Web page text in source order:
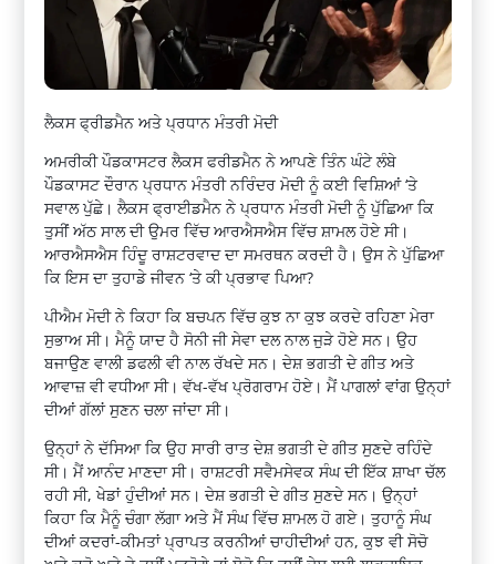
ਲੈਕਸ ਫ੍ਰੀਡਮੈਨ ਅਤੇ ਪ੍ਰਧਾਨ ਮੰਤਰੀ ਮੋਦੀ
ਅਮਰੀਕੀ ਪੌਡਕਾਸਟਰ ਲੈਕਸ ਫਰੀਡਮੈਨ ਨੇ ਆਪਣੇ ਤਿੰਨ ਘੰਟੇ ਲੰਬੇ
ਪੌਡਕਾਸਟ ਦੌਰਾਨ ਪ੍ਰਧਾਨ ਮੰਤਰੀ ਨਰਿੰਦਰ ਮੋਦੀ ਨੂੰ ਕਈ ਵਿਸ਼ਿਆਂ ‘ਤੇ
ਸਵਾਲ ਪੁੱਛੇ। ਲੈਕਸ ਫ੍ਰਾਈਡਮੈਨ ਨੇ ਪ੍ਰਧਾਨ ਮੰਤਰੀ ਮੋਦੀ ਨੂੰ ਪੁੱਛਿਆ ਕਿ
ਤੁਸੀਂ ਅੱਠ ਸਾਲ ਦੀ ਉਮਰ ਵਿੱਚ ਆਰਐਸਐਸ ਵਿੱਚ ਸ਼ਾਮਲ ਹੋਏ ਸੀ।
ਆਰਐਸਐਸ ਹਿੰਦੂ ਰਾਸ਼ਟਰਵਾਦ ਦਾ ਸਮਰਥਨ ਕਰਦੀ ਹੈ। ਉਸ ਨੇ ਪੁੱਛਿਆ
ਕਿ ਇਸ ਦਾ ਤੁਹਾਡੇ ਜੀਵਨ ‘ਤੇ ਕੀ ਪ੍ਰਭਾਵ ਪਿਆ?
ਪੀਐਮ ਮੋਦੀ ਨੇ ਕਿਹਾ ਕਿ ਬਚਪਨ ਵਿੱਚ ਕੁਝ ਨਾ ਕੁਝ ਕਰਦੇ ਰਹਿਣਾ ਮੇਰਾ
ਸੁਭਾਅ ਸੀ। ਮੈਨੂੰ ਯਾਦ ਹੈ ਸੋਨੀ ਜੀ ਸੇਵਾ ਦਲ ਨਾਲ ਜੁੜੇ ਹੋਏ ਸਨ। ਉਹ
ਬਜਾਉਣ ਵਾਲੀ ਡਫਲੀ ਵੀ ਨਾਲ ਰੱਖਦੇ ਸਨ। ਦੇਸ਼ ਭਗਤੀ ਦੇ ਗੀਤ ਅਤੇ
ਆਵਾਜ਼ ਵੀ ਵਧੀਆ ਸੀ। ਵੱਖ-ਵੱਖ ਪ੍ਰੋਗਰਾਮ ਹੋਏ। ਮੈਂ ਪਾਗਲਾਂ ਵਾਂਗ ਉਨ੍ਹਾਂ
ਦੀਆਂ ਗੱਲਾਂ ਸੁਣਨ ਚਲਾ ਜਾਂਦਾ ਸੀ।
ਉਨ੍ਹਾਂ ਨੇ ਦੱਸਿਆ ਕਿ ਉਹ ਸਾਰੀ ਰਾਤ ਦੇਸ਼ ਭਗਤੀ ਦੇ ਗੀਤ ਸੁਣਦੇ ਰਹਿੰਦੇ
ਸੀ। ਮੈਂ ਆਨੰਦ ਮਾਣਦਾ ਸੀ। ਰਾਸ਼ਟਰੀ ਸਵੈਮਸੇਵਕ ਸੰਘ ਦੀ ਇੱਕ ਸ਼ਾਖਾ ਚੱਲ
ਰਹੀ ਸੀ, ਖੇਡਾਂ ਹੁੰਦੀਆਂ ਸਨ। ਦੇਸ਼ ਭਗਤੀ ਦੇ ਗੀਤ ਸੁਣਦੇ ਸਨ। ਉਨ੍ਹਾਂ
ਕਿਹਾ ਕਿ ਮੈਨੂੰ ਚੰਗਾ ਲੱਗਾ ਅਤੇ ਮੈਂ ਸੰਘ ਵਿੱਚ ਸ਼ਾਮਲ ਹੋ ਗਏ। ਤੁਹਾਨੂੰ ਸੰਘ
ਦੀਆਂ ਕਦਰਾਂ-ਕੀਮਤਾਂ ਪ੍ਰਾਪਤ ਕਰਨੀਆਂ ਚਾਹੀਦੀਆਂ ਹਨ, ਕੁਝ ਵੀ ਸੋਚੋ